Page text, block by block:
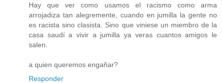
Hay que ver como usamos el racismo como arma
arrojadiza tan alegremente, cuando en jumilla la gente no
es racista sino clasista. Sino que viniese un miembro de la
casa saudí a vivir a jumilla ya veras cuantos amigos le
salen.
a quien queremos engañar?
Responder